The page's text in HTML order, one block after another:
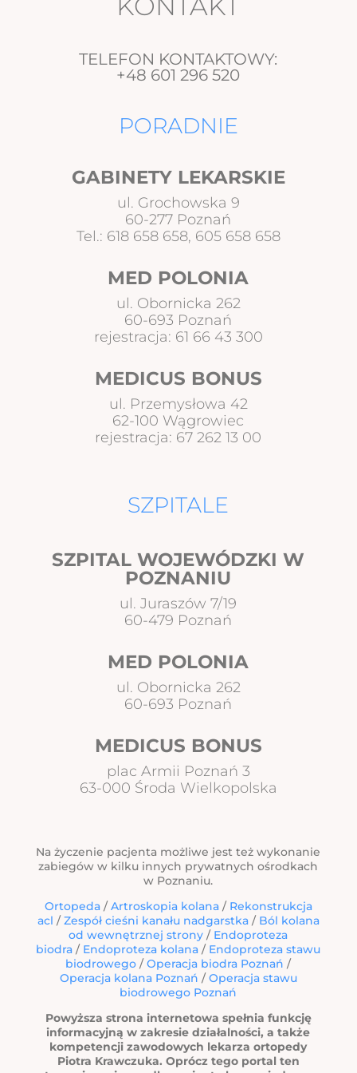
TELEFON KONTAKTOWY:
+48 601 296 520
PORADNIE
GABINETY LEKARSKIE
ul. Grochowska 9
60-277 Poznań
Tel.: 618 658 658, 605 658 658
MED POLONIA
ul. Obornicka 262
60-693 Poznań
rejestracja: 61 66 43 300
MEDICUS BONUS
ul. Przemysłowa 42
62-100 Wągrowiec
rejestracja: 67 262 13 00
SZPITALE
SZPITAL WOJEWÓDZKI W
POZNANIU
ul. Juraszów 7/19
60-479 Poznań
MED POLONIA
ul. Obornicka 262
60-693 Poznań
MEDICUS BONUS
plac Armii Poznań 3
63-000 Środa Wielkopolska
Na życzenie pacjenta możliwe jest też wykonanie
zabiegów w kilku innych prywatnych ośrodkach
w Poznaniu.
Ortopeda / Artroskopia kolana / Rekonstrukcja
acl / Zespół cieśni kanału nadgarstka / Ból kolana
od wewnętrznej strony / Endoproteza
biodra / Endoproteza kolana / Endoproteza stawu
biodrowego / Operacja biodra Poznań /
Operacja kolana Poznań / Operacja stawu
biodrowego Poznań
Powyższa strona internetowa spełnia funkcję
informacyjną w zakresie działalności, a także
kompetencji zawodowych lekarza ortopedy
Piotra Krawczuka. Oprócz tego portal ten